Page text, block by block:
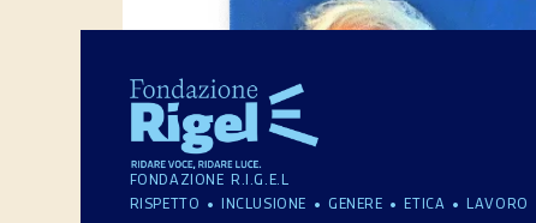
FONDAZIONE R.I.G.E.L
RISPETTO • INCLUSIONE • GENERE • ETICA • LAVORO